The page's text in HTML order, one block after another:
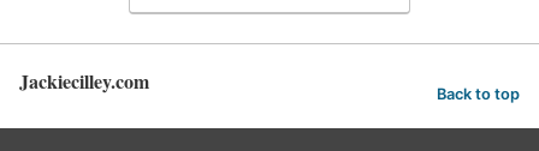
Jackiecilley.com Back to top